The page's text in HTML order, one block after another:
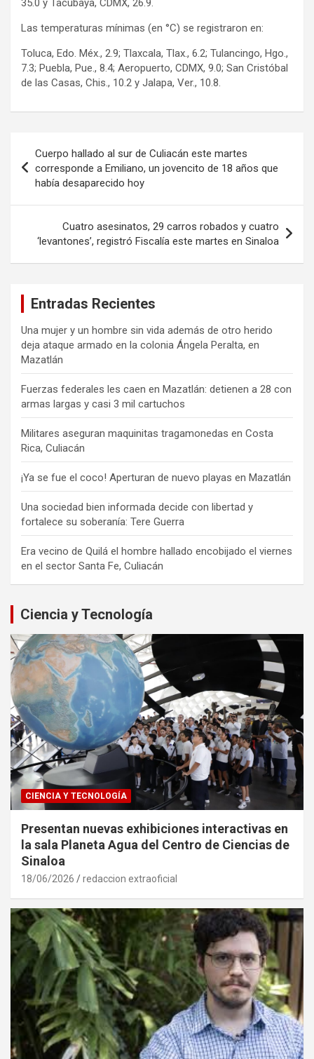
35.0 y Tacubaya, CDMX, 26.9.
Las temperaturas mínimas (en °C) se registraron en:
Toluca, Edo. Méx., 2.9; Tlaxcala, Tlax., 6.2; Tulancingo, Hgo.,
7.3; Puebla, Pue., 8.4; Aeropuerto, CDMX, 9.0; San Cristóbal
de las Casas, Chis., 10.2 y Jalapa, Ver., 10.8.
de
entradas
Cuerpo hallado al sur de Culiacán este martes
corresponde a Emiliano, un jovencito de 18 años que
había desaparecido hoy
Cuatro asesinatos, 29 carros robados y cuatro
‘levantones’, registró Fiscalía este martes en Sinaloa
Entradas Recientes
Una mujer y un hombre sin vida además de otro herido
deja ataque armado en la colonia Ángela Peralta, en
Mazatlán
Fuerzas federales les caen en Mazatlán: detienen a 28 con
armas largas y casi 3 mil cartuchos
Militares aseguran maquinitas tragamonedas en Costa
Rica, Culiacán
¡Ya se fue el coco! Aperturan de nuevo playas en Mazatlán
Una sociedad bien informada decide con libertad y
fortalece su soberanía: Tere Guerra
Era vecino de Quilá el hombre hallado encobijado el viernes
en el sector Santa Fe, Culiacán
Ciencia y Tecnología
CIENCIA Y TECNOLOGÍA
Presentan nuevas exhibiciones interactivas en
la sala Planeta Agua del Centro de Ciencias de
Sinaloa
18/06/2026 redaccion extraoficial